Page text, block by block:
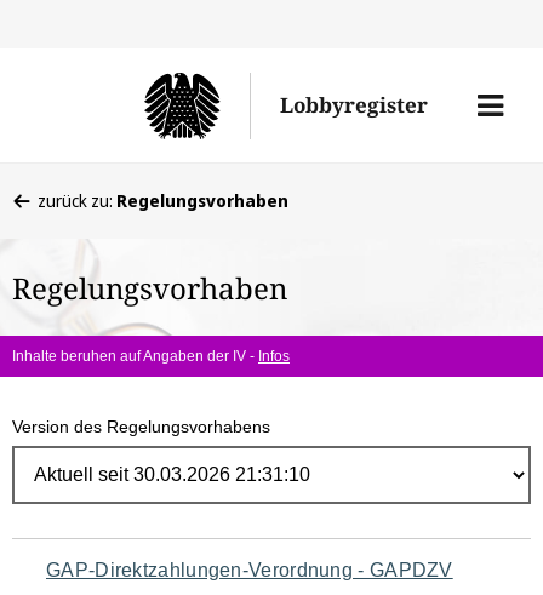
Lobbyregister
Menü
befinden
hier:
zurück zu: Regelungsvorhaben
Regelungsvorhaben
Inhalte beruhen auf Angaben der IV - Infos
Version des Regelungsvorhabens
Navigation
GAP-Direktzahlungen-Verordnung - GAPDZV